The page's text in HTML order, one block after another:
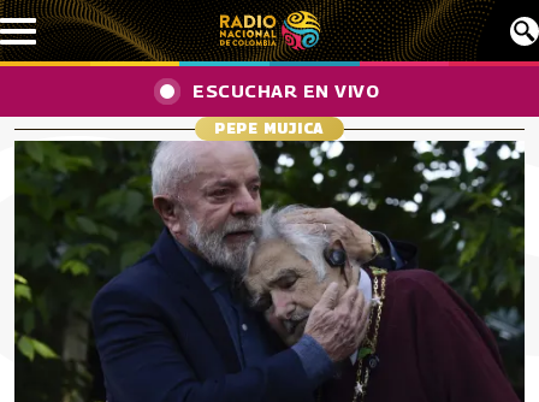
Pasar al contenido principal
ESCUCHAR EN VIVO
PEPE MUJICA